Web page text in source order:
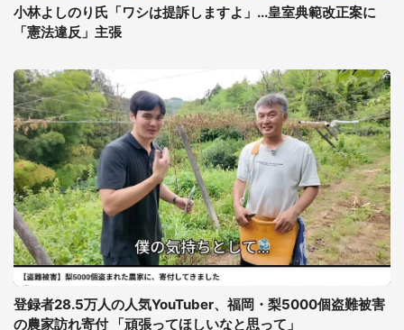
小林よしのり氏「ワシは提訴しますよ」...皇室典範改正案に
「憲法違反」主張
登録者28.5万人の人気YouTuber、福岡・梨5000個盗難被害
の農家訪れ寄付 「頑張ってほしいなと思って」